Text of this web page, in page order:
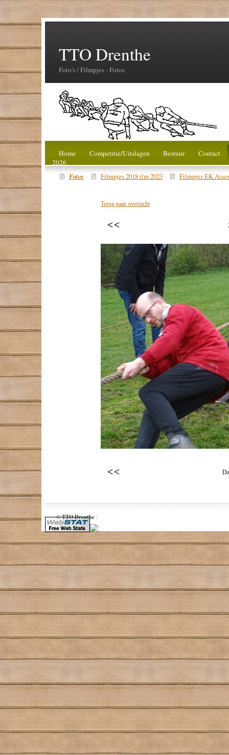
TTO Drenthe
Foto's / Filmpjes - Fotos
Home Competitie/Uitslagen Bestuur
Contact
2026
Fotos
Filmpjes 2018 t/m 2023 Filmpjes EK
Terug naar overzicht
©TTO Drenthe: